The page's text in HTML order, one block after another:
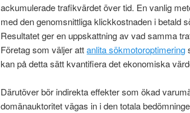
ackumulerade trafikvärdet över tid. En vanlig
med den genomsnittliga klickkostnaden i betald
Resultatet ger en uppskattning av vad samma
Företag som väljer attanlita sökmotoroptimering
kan på detta sätt kvantifiera det ekonomiska
Därutöver bör indirekta effekter som ökad
domänauktoritet vägas in i den totala